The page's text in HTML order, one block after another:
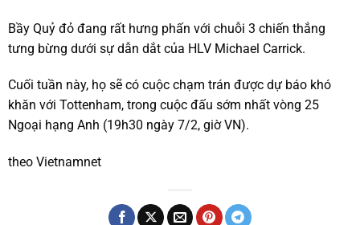
Bầy Quỷ đỏ đang rất hưng phấn với chuỗi 3 chiến thắng
tưng bừng dưới sự dẫn dắt của HLV Michael Carrick.
Cuối tuần này, họ sẽ có cuộc chạm trán được dự báo khó
khăn với Tottenham, trong cuộc đấu sớm nhất vòng 25
Ngoại hạng Anh (19h30 ngày 7/2, giờ VN).
theo Vietnamnet